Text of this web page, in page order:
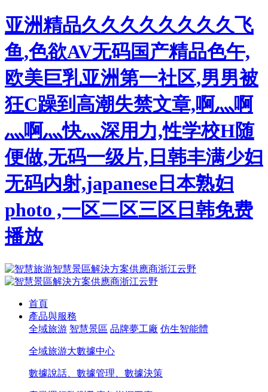
亚洲精品久久久久久久久久飞
鱼,色欲AV无码国产精品色午,
欧美巨乳亚洲第一社区,男男被
狂C躁到高潮失禁文章,啊灬啊
灬啊灬快灬深用力,性学校H随
便做,无码一级片,日韩丰满少妇
无码内射,japanese日本熟妇
photo ,一区二区三区日韩免费
播放
首頁
產品與服務
全域旅游 智慧景區 品牌夢工廠 仿生智能體
全域旅游大數據中心
數據說話、數據管理、數據決策